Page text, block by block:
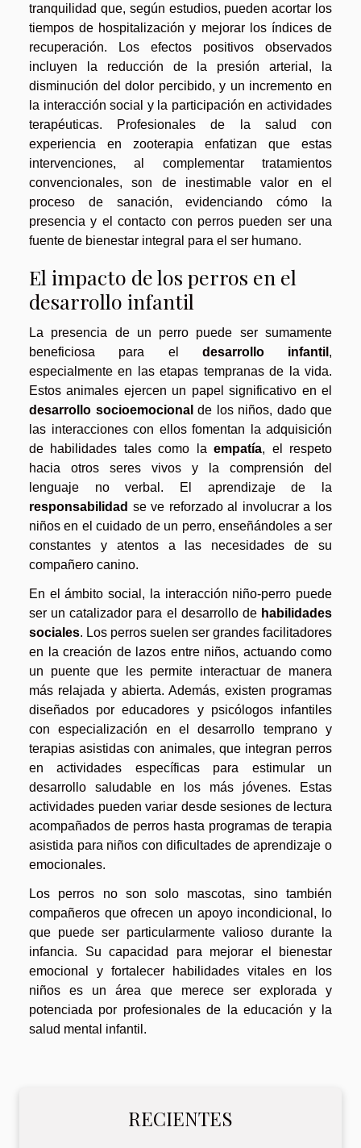
tranquilidad que, según estudios, pueden acortar los
tiempos de hospitalización y mejorar los índices de
recuperación. Los efectos positivos observados
incluyen la reducción de la presión arterial, la
disminución del dolor percibido, y un incremento en
la interacción social y la participación en actividades
terapéuticas. Profesionales de la salud con
experiencia en zooterapia enfatizan que estas
intervenciones, al complementar tratamientos
convencionales, son de inestimable valor en el
proceso de sanación, evidenciando cómo la
presencia y el contacto con perros pueden ser una
fuente de bienestar integral para el ser humano.
El impacto de los perros en el
desarrollo infantil
La presencia de un perro puede ser sumamente
beneficiosa para el desarrollo infantil ,
especialmente en las etapas tempranas de la vida.
Estos animales ejercen un papel significativo en el
desarrollo socioemocional de los niños, dado que
las interacciones con ellos fomentan la adquisición
de habilidades tales como laempatía, el respeto
hacia otros seres vivos y la comprensión del
lenguaje no verbal. El aprendizaje de la
responsabilidad se ve reforzado al involucrar a los
niños en el cuidado de un perro, enseñándoles a ser
constantes y atentos a las necesidades de su
compañero canino.
En el ámbito social, la interacción niño-perro puede
ser un catalizador para el desarrollo de habilidades
sociales. Los perros suelen ser grandes facilitadores
en la creación de lazos entre niños, actuando como
un puente que les permite interactuar de manera
más relajada y abierta. Además, existen programas
diseñados por educadores y psicólogos infantiles
con especialización en el desarrollo temprano y
terapias asistidas con animales, que integran perros
en actividades específicas para estimular un
desarrollo saludable en los más jóvenes. Estas
actividades pueden variar desde sesiones de lectura
acompañados de perros hasta programas de terapia
asistida para niños con dificultades de aprendizaje o
emocionales.
Los perros no son solo mascotas, sino también
compañeros que ofrecen un apoyo incondicional, lo
que puede ser particularmente valioso durante la
infancia. Su capacidad para mejorar el bienestar
emocional y fortalecer habilidades vitales en los
niños es un área que merece ser explorada y
potenciada por profesionales de la educación y la
salud mental infantil.
RECIENTES